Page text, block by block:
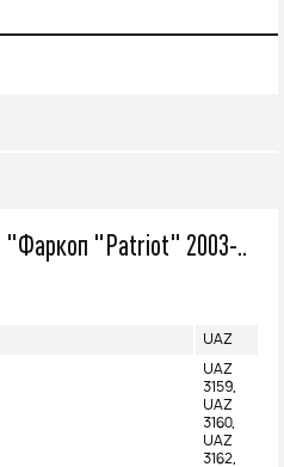
"Фаркоп "Patriot" 2003-..
UAZ
UAZ
3159,
UAZ
3160,
UAZ
3162,